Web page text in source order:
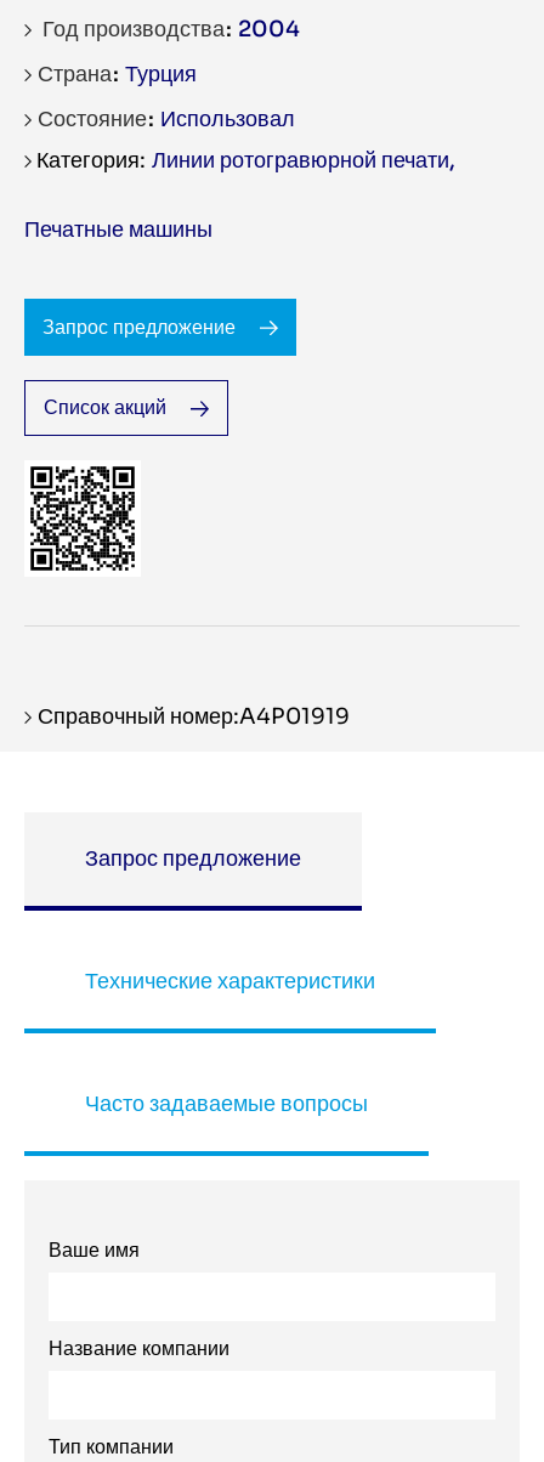
Год производства 2004
Страна Турция
Состояние Использовал
Линии ротогравюрной печати
Печатные машины
Запрос предложение
Список акций
Справочный номер:A4P01919
Запрос предложение
Технические характеристики
Часто задаваемые вопросы
Ваше имя
Название компании
Тип компании